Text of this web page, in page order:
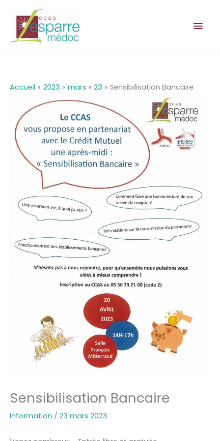
contenu
Accueil 2023 mars 23 Sensibilisation Bancaire
Sensibilisation Bancaire
Information / 23 mars 2023